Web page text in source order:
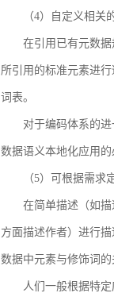
（4）自定义相关
在引用已有元数
所引用的标准元素进
词表。
对于编码体系的
数据语义本地化应用
（5）可根据需求
在简单描述（如
方面描述作者）进行
数据中元素与修饰词
人们一般根据特